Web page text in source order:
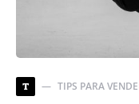
T TIPS PARA